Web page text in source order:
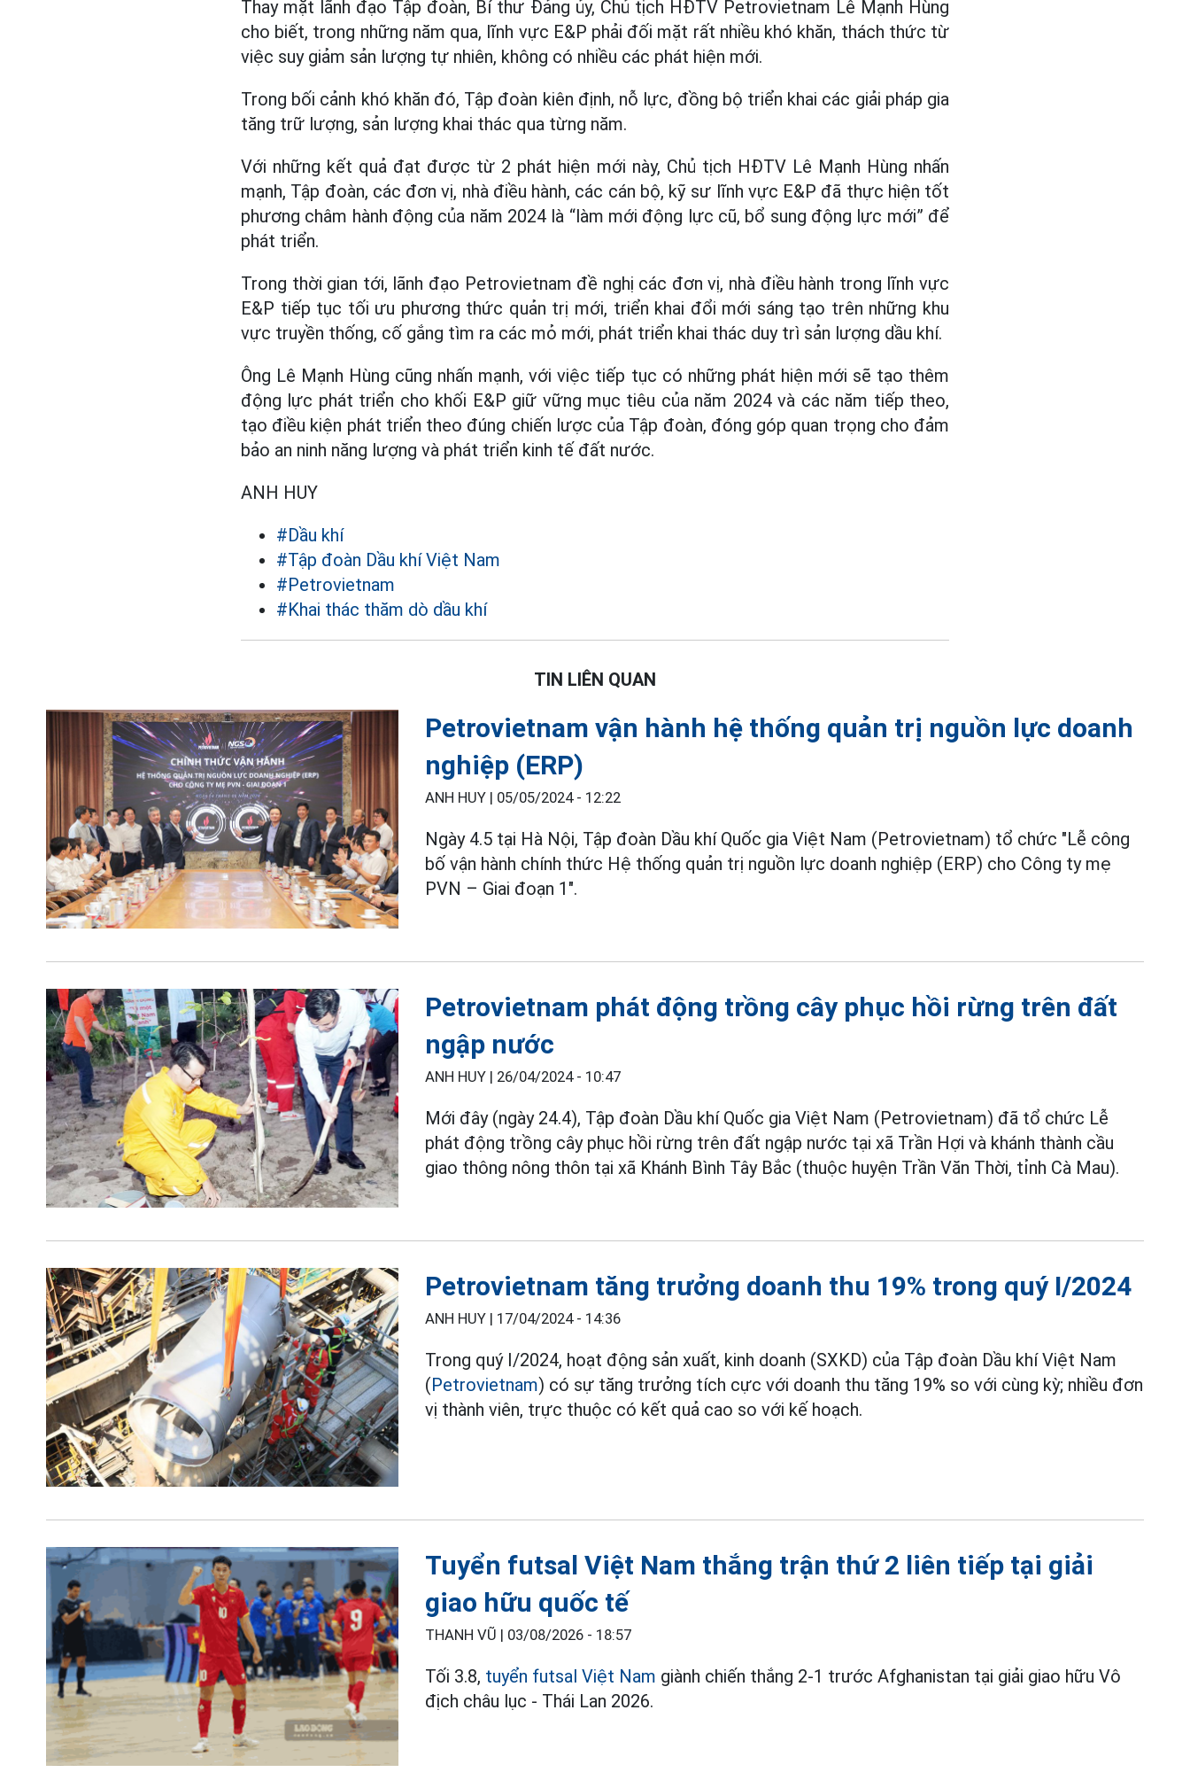
Thay mặt lãnh đạo Tập đoàn, Bí thư Đảng ủy, Chủ tịch HĐTV Petrovietnam Lê Mạnh Hùng
cho biết, trong những năm qua, lĩnh vực E&P phải đối mặt rất nhiều khó khăn, thách thức từ
việc suy giảm sản lượng tự nhiên, không có nhiều các phát hiện mới.
Trong bối cảnh khó khăn đó, Tập đoàn kiên định, nỗ lực, đồng bộ triển khai các giải pháp gia
tăng trữ lượng, sản lượng khai thác qua từng năm.
Với những kết quả đạt được từ 2 phát hiện mới này, Chủ tịch HĐTV Lê Mạnh Hùng nhấn
mạnh, Tập đoàn, các đơn vị, nhà điều hành, các cán bộ, kỹ sư lĩnh vực E&P đã thực hiện tốt
phương châm hành động của năm 2024 là “làm mới động lực cũ, bổ sung động lực mới” để
phát triển.
Trong thời gian tới, lãnh đạo Petrovietnam đề nghị các đơn vị, nhà điều hành trong lĩnh vực
E&P tiếp tục tối ưu phương thức quản trị mới, triển khai đổi mới sáng tạo trên những khu
vực truyền thống, cố gắng tìm ra các mỏ mới, phát triển khai thác duy trì sản lượng dầu khí.
Ông Lê Mạnh Hùng cũng nhấn mạnh, với việc tiếp tục có những phát hiện mới sẽ tạo thêm
động lực phát triển cho khối E&P giữ vững mục tiêu của năm 2024 và các năm tiếp theo,
tạo điều kiện phát triển theo đúng chiến lược của Tập đoàn, đóng góp quan trọng cho đảm
bảo an ninh năng lượng và phát triển kinh tế đất nước.
ANH HUY
#Dầu khí
#Tập đoàn Dầu khí Việt Nam
#Petrovietnam
#Khai thác thăm dò dầu khí
TIN LIÊN QUAN
Petrovietnam vận hành hệ thống quản trị nguồn lực doanh
nghiệp (ERP)
ANH HUY | 05/05/2024 - 12:22
Ngày 4.5 tại Hà Nội, Tập đoàn Dầu khí Quốc gia Việt Nam (Petrovietnam) tổ chức "Lễ công
bố vận hành chính thức Hệ thống quản trị nguồn lực doanh nghiệp (ERP) cho Công ty mẹ
PVN – Giai đoạn 1".
Petrovietnam phát động trồng cây phục hồi rừng trên đất
ngập nước
ANH HUY | 26/04/2024 - 10:47
Mới đây (ngày 24.4), Tập đoàn Dầu khí Quốc gia Việt Nam (Petrovietnam) đã tổ chức Lễ
phát động trồng cây phục hồi rừng trên đất ngập nước tại xã Trần Hợi và khánh thành cầu
giao thông nông thôn tại xã Khánh Bình Tây Bắc (thuộc huyện Trần Văn Thời, tỉnh Cà Mau).
Petrovietnam tăng trưởng doanh thu 19% trong quý I/2024
ANH HUY | 17/04/2024 - 14:36
Trong quý I/2024, hoạt động sản xuất, kinh doanh (SXKD) của Tập đoàn Dầu khí Việt Nam
(Petrovietnam) có sự tăng trưởng tích cực với doanh thu tăng 19% so với cùng kỳ; nhiều đơn
vị thành viên, trực thuộc có kết quả cao so với kế hoạch.
Tuyển futsal Việt Nam thắng trận thứ 2 liên tiếp tại giải
giao hữu quốc tế
THANH VŨ | 03/08/2026 - 18:57
Tối 3.8, tuyển futsal Việt Nam giành chiến thắng 2-1 trước Afghanistan tại giải giao hữu Vô
địch châu lục - Thái Lan 2026.